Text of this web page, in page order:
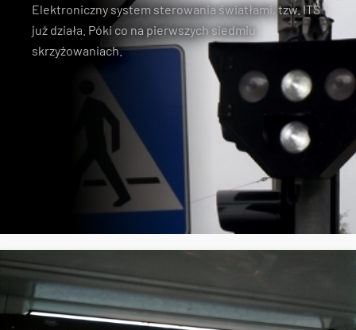
Elektroniczny system sterowania światłami, tzw. ITS
już działa . Póki co na pierwszych siedmiu
skrzyżowaniach.